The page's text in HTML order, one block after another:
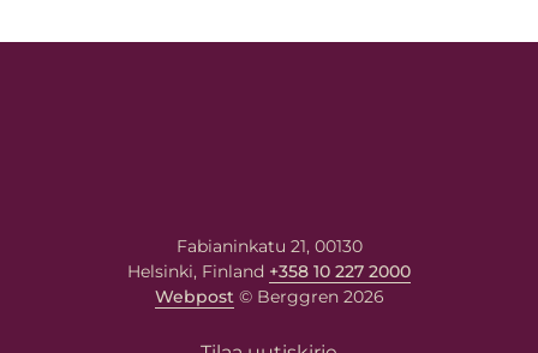
Fabianinkatu 21, 00130
Helsinki, Finland +358 10 227 2000
Webpost© Berggren 2026